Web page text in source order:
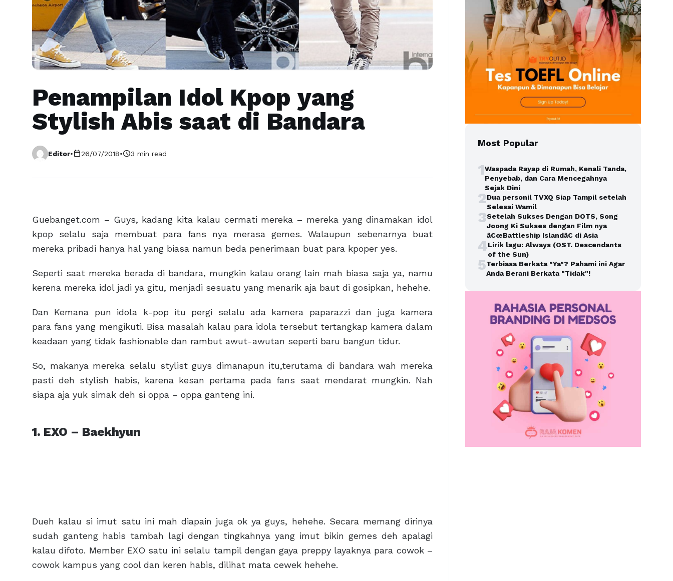
Penampilan Idol Kpop yang
Stylish Abis saat di Bandara
Editor•calendar_today26/07/2018•schedule3 min read
Guebanget.com – Guys, kadang kita kalau cermati mereka – mereka yang dinamakan idol
kpop selalu saja membuat para fans nya merasa gemes. Walaupun sebenarnya buat
mereka pribadi hanya hal yang biasa namun beda penerimaan buat para kpoper yes.
Seperti saat mereka berada di bandara, mungkin kalau orang lain mah biasa saja ya, namu
kerena mereka idol jadi ya gitu, menjadi sesuatu yang menarik aja baut di gosipkan, hehehe.
Dan Kemana pun idola k-pop itu pergi selalu ada kamera paparazzi dan juga kamera
para fans yang mengikuti. Bisa masalah kalau para idola tersebut tertangkap kamera dalam
keadaan yang tidak fashionable dan rambut awut-awutan seperti baru bangun tidur.
So, makanya mereka selalu stylist guys dimanapun itu,terutama di bandara wah mereka
pasti deh stylish habis, karena kesan pertama pada fans saat mendarat mungkin. Nah
siapa aja yuk simak deh si oppa – oppa ganteng ini.
1. EXO – Baekhyun
Dueh kalau si imut satu ini mah diapain juga ok ya guys, hehehe. Secara memang dirinya
sudah ganteng habis tambah lagi dengan tingkahnya yang imut bikin gemes deh apalagi
kalau difoto. Member EXO satu ini selalu tampil dengan gaya preppy layaknya para cowok –
cowok kampus yang cool dan keren habis, dilihat mata cewek hehehe.
Most Popular
1Waspada Rayap di Rumah, Kenali Tanda,
Penyebab, dan Cara Mencegahnya
Sejak Dini
2Dua personil TVXQ Siap Tampil setelah
Selesai Wamil
3Setelah Sukses Dengan DOTS, Song
Joong Ki Sukses dengan Film nya
â€œBattleship Islandâ€ di Asia
4Lirik lagu: Always (OST. Descendants
of the Sun)
5Terbiasa Berkata "Ya"? Pahami ini Agar
Anda Berani Berkata "Tidak"!